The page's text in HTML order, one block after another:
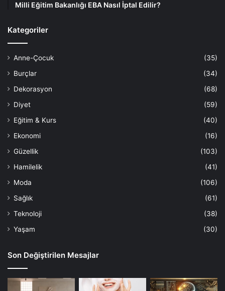
Milli Eğitim Bakanlığı EBA Nasıl İptal Edilir?
Kategoriler
Anne-Çocuk
(35)
Burçlar
(34)
Dekorasyon
(68)
Diyet
(59)
Eğitim & Kurs
(40)
Ekonomi
(16)
Güzellik
(103)
Hamilelik
(41)
Moda
(106)
Sağlık
(61)
Teknoloji
(38)
Yaşam
(30)
Son Değiştirilen Mesajlar